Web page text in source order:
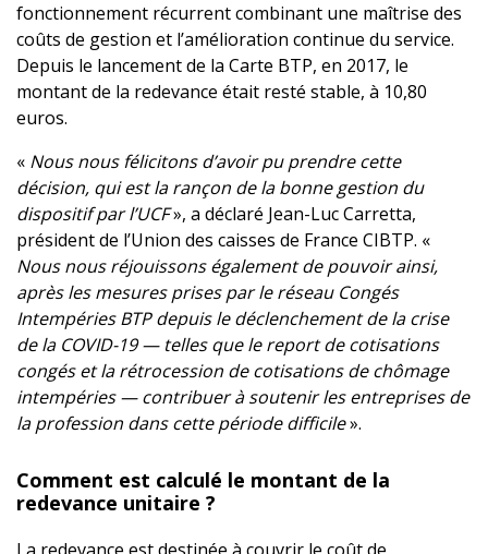
fonctionnement récurrent combinant une maîtrise des
coûts de gestion et l’amélioration continue du service.
Depuis le lancement de la Carte BTP, en 2017, le
montant de la redevance était resté stable, à 10,80
euros.
« Nous nous félicitons d’avoir pu prendre cette
décision, qui est la rançon de la bonne gestion du
dispositif par l’UCF», a déclaré Jean-Luc Carretta,
président de l’Union des caisses de France CIBTP. «
Nous nous réjouissons également de pouvoir ainsi,
après les mesures prises par le réseau Congés
Intempéries BTP depuis le déclenchement de la crise
de la COVID-19 — telles que le report de cotisations
congés et la rétrocession de cotisations de chômage
intempéries — contribuer à soutenir les entreprises de
la profession dans cette période difficile».
Comment est calculé le montant de la
redevance unitaire ?